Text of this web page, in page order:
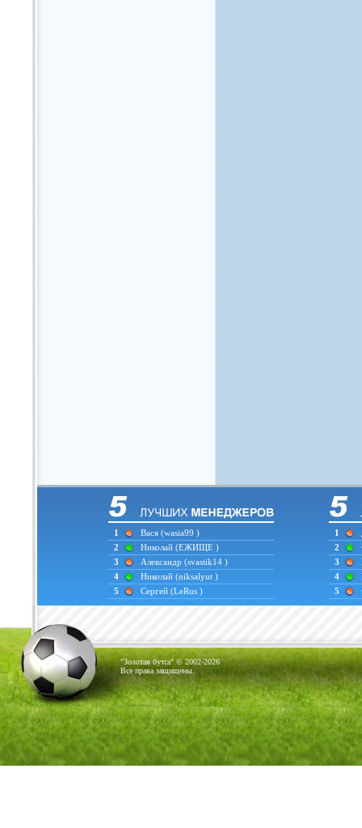
1 Вася (wasia99 )
2
Николай (ЕЖИЩЕ )
3
Александр (svastik14 )
4
Николай (niksalyut )
5
Сергей (LeRus )
1
2
3
4
5
"Золотая бутса" © 2002-2026
Все права защищены.